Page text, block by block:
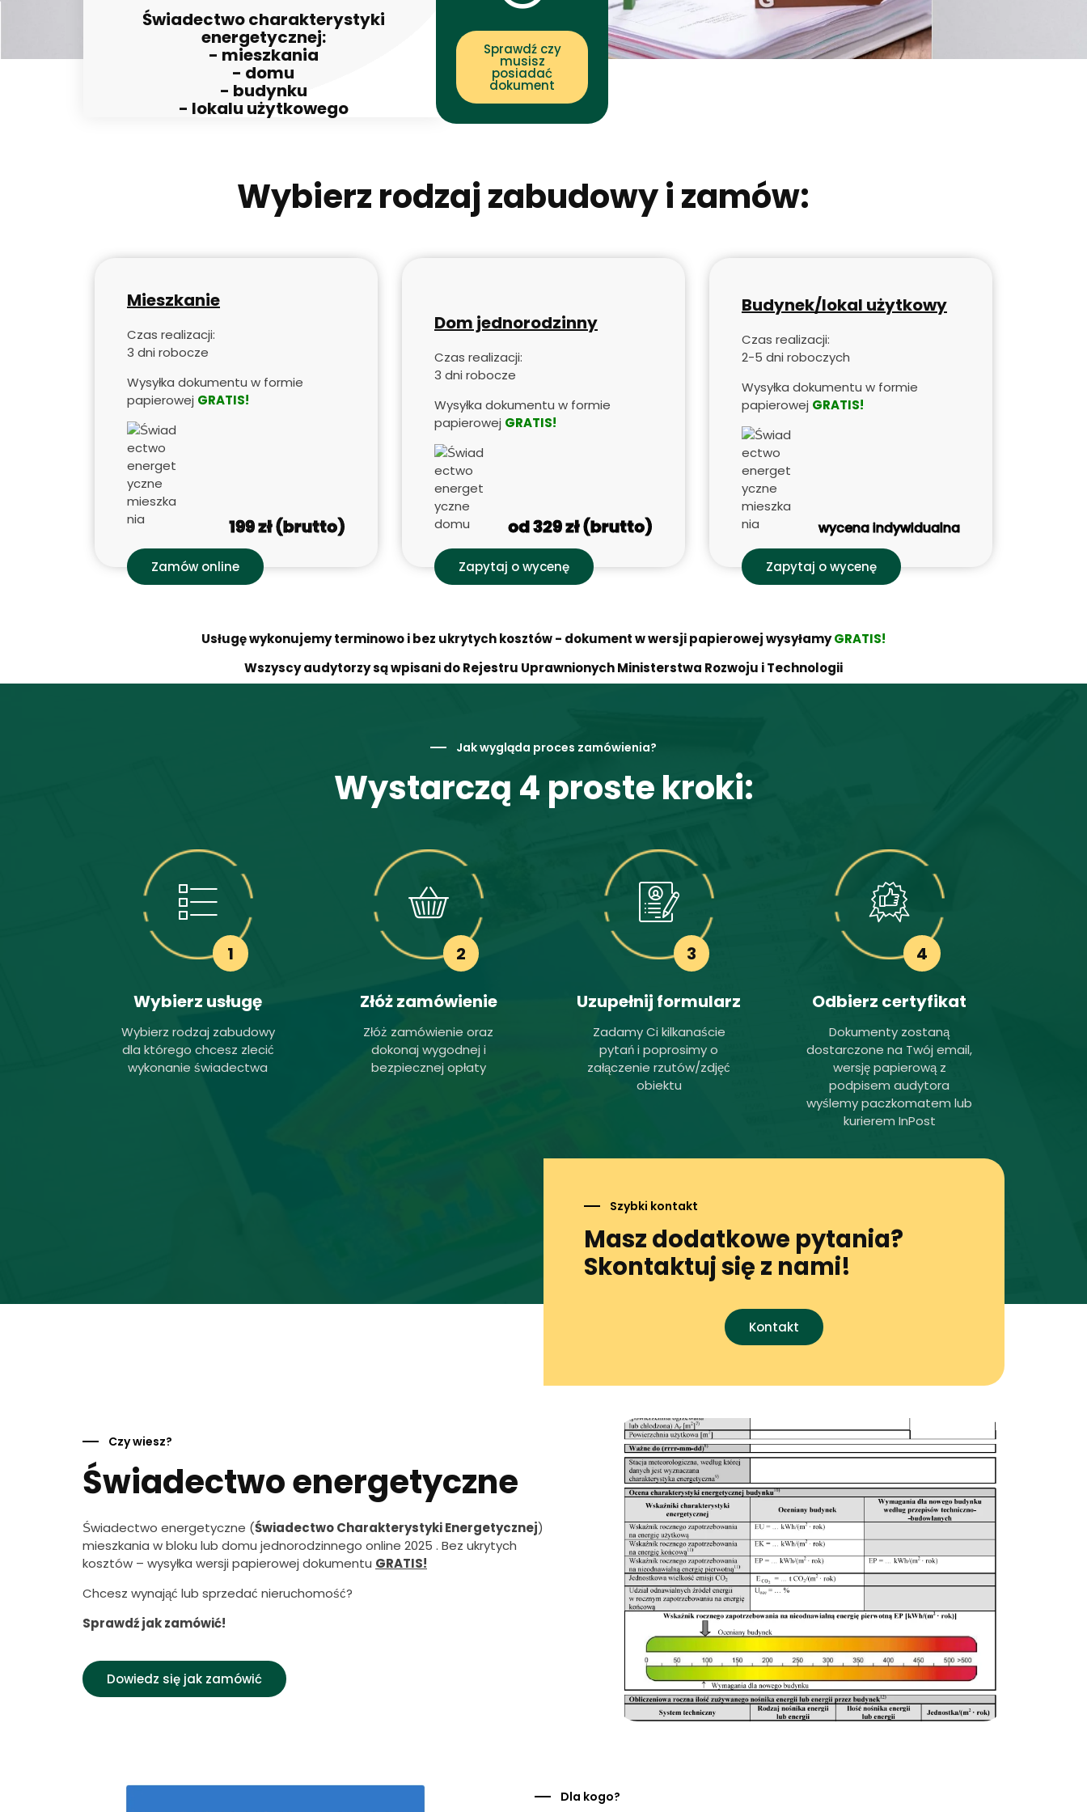
Świadectwo charakterystyki
energetycznej:
- mieszkania
- domu
- budynku
- lokalu użytkowego
Sprawdź czy
musisz
posiadać
dokument
Wybierz rodzaj zabudowy i zamów:
Mieszkanie
Czas realizacji:
3 dni robocze
Wysyłka dokumentu w formie
papierowej GRATIS!
199 zł (brutto)
Zamów online
Dom jednorodzinny
Czas realizacji:
3 dni robocze
Wysyłka dokumentu w formie
papierowej GRATIS!
od 329 zł (brutto)
Zapytaj o wycenę
Budynek/lokal użytkowy
Czas realizacji:
2-5 dni roboczych
Wysyłka dokumentu w formie
papierowej GRATIS!
wycena indywidualna
Zapytaj o wycenę
Usługę wykonujemy terminowo i bez ukrytych kosztów - dokument w wersji papierowej wysyłamyGRATIS!
Wszyscy audytorzy są wpisani do Rejestru Uprawnionych Ministerstwa Rozwoju i Technologii
Jak wygląda proces zamówienia?
Wystarczą 4 proste kroki:
1
Wybierz usługę
Wybierz rodzaj zabudowy
dla którego chcesz zlecić
wykonanie świadectwa
2
Złóż zamówienie
Złóż zamówienie oraz
dokonaj wygodnej i
bezpiecznej opłaty
3
Uzupełnij formularz
Zadamy Ci kilkanaście
pytań i poprosimy o
załączenie rzutów/zdjęć
obiektu
4
Odbierz certyfikat
Dokumenty zostaną
dostarczone na Twój email,
wersję papierową z
podpisem audytora
wyślemy paczkomatem lub
kurierem InPost
Szybki kontakt
Masz dodatkowe pytania?
Skontaktuj się z nami!
Kontakt
Czy wiesz?
Świadectwo energetyczne
Świadectwo energetyczne (Świadectwo Charakterystyki Energetycznej)
mieszkania w bloku lub domu jednorodzinnego online 2025 . Bez ukrytych
kosztów – wysyłka wersji papierowej dokumentu GRATIS!
Chcesz wynająć lub sprzedać nieruchomość?
Sprawdź jak zamówić!
Dowiedz się jak zamówić
Dla kogo?